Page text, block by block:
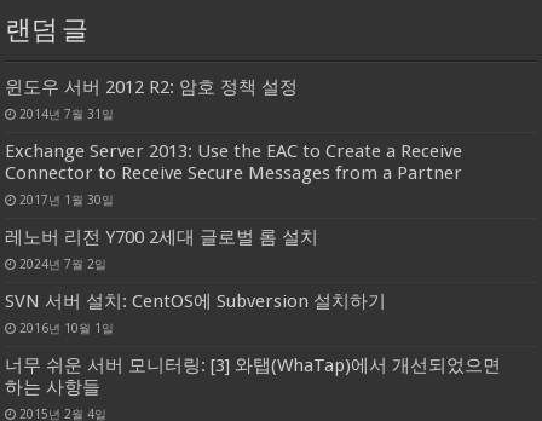
랜덤 글
윈도우 서버 2012 R2: 암호 정책 설정
2014년 7월 31일
Exchange Server 2013: Use the EAC to Create a Receive
Connector to Receive Secure Messages from a Partner
2017년 1월 30일
레노버 리전 Y700 2세대 글로벌 롬 설치
2024년 7월 2일
SVN 서버 설치: CentOS에 Subversion 설치하기
2016년 10월 1일
너무 쉬운 서버 모니터링: [3] 와탭(WhaTap)에서 개선되었으면
하는 사항들
2015년 2월 4일